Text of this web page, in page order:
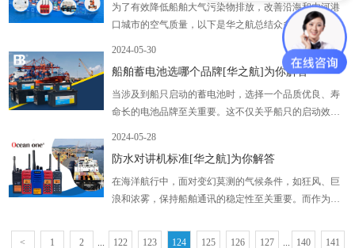
为了有效降低船舶大气污染物排放，改善沿海和内河港
口城市的空气质量，以下是华之航总结众多客户的一些
2024-05-30
船舶蓄电池选哪个品牌[华之航]为你解答
当涉及到船只启动的蓄电池时，选择一个品质优良、寿
命长的电池品牌至关重要。这不仅关乎船只的启动效
2024-05-28
防水对讲机标准[华之航]为你解答
在海洋航行中，面对变幻莫测的气候条件，如狂风、巨
浪和浓雾，保持船舶通讯的稳定性至关重要。而作为通
今天，我们就来探讨一下对讲机的防水等级以及它们在
< 1 2 ... 122 123 124 125 126 127 ... 140 141